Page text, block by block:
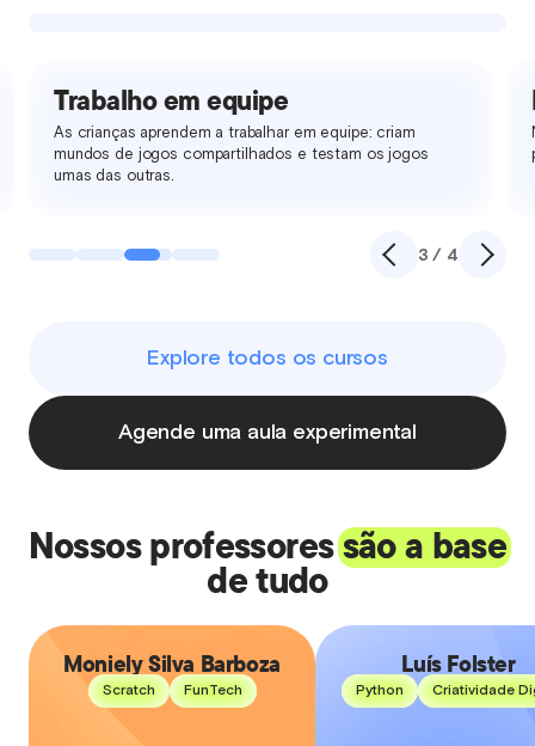
Trabalho em equipe
As crianças aprendem a trabalhar em equipe: criam
mundos de jogos compartilhados e testam os jogos
umas das outras.
3 / 4
Explore todos os cursos
Agende uma aula experimental
Nossos professoressão a base
de tudo
Moniely Silva Barboza
Scratch FunTech
Moniely Silva
Barboza
Luís Folster
Python Criatividade
Luís Folster
4 anos de experiência